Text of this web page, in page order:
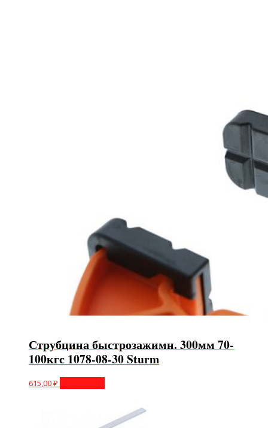
Струбцина быстрозажимн. 300мм 70-
100кгс 1078-08-30 Sturm
615,00₽